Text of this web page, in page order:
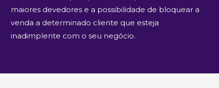
maiores devedores e a possibilidade de bloquear a
venda a determinado cliente que esteja
inadimplente com o seu negócio.